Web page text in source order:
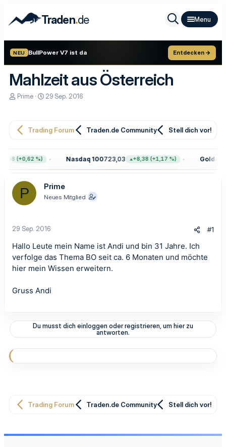
Traden.de
NEU BullPower V7 ist da Entdecken →
Mahlzeit aus Österreich
E
e
r
Prime
E
e
m
29 Sep. 2016
Trading Forum Traden.de Community Stell dich vor!
(+0,62 %) Nasdaq 100723,03 +8,38 (+1,17 %) Gold
P Prime
Neues Mitglied
29 Sep. 2016 #1
Hallo Leute mein Name ist Andi und bin 31 Jahre. Ich
verfolge das Thema BO seit ca. 6 Monaten und möchte
hier mein Wissen erweitern.
Gruss Andi
Du musst dich einloggen oder registrieren, um hier zu
antworten.
Trading Forum Traden.de Community Stell dich vor!